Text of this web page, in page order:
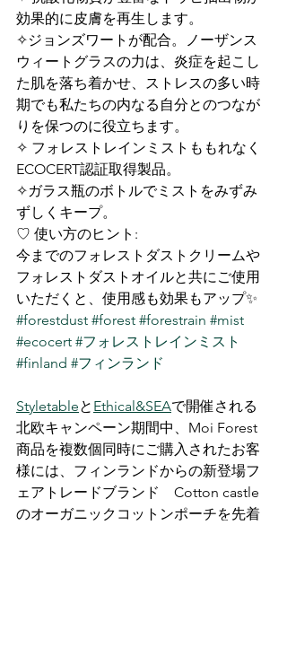
効果的に皮膚を再生します。
✧ジョンズワートが配合。ノーザンス
ウィートグラスの力は、炎症を起こし
た肌を落ち着かせ、ストレスの多い時
期でも私たちの内なる自分とのつなが
りを保つのに役立ちます。
✧ フォレストレインミストももれなく
ECOCERT認証取得製品。
✧ガラス瓶のボトルでミストをみずみ
ずしくキープ。
♡ 使い方のヒント:
今までのフォレストダストクリームや
フォレストダストオイルと共にご使用
いただくと、使用感も効果もアップ✨
#forestdust #forest #forestrain #mist
#ecocert #フォレストレインミスト
#finland #フィンランド
Styletableと Ethical&SEAで開催される
北欧キャンペーン期間中、Moi Forest
商品を複数個同時にご購入されたお客
様には、フィンランドからの新登場フ
ェアトレードブランド　Cotton castle
のオーガニックコットンポーチを先着